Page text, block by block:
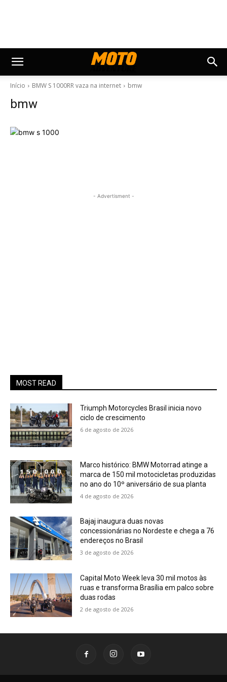
Início BMW S 1000RR vaza na internet bmw
bmw
- Advertisment -
MOST READ
Triumph Motorcycles Brasil inicia novo
ciclo de crescimento
6 de agosto de 2026
Marco histórico: BMW Motorrad atinge a
marca de 150 mil motocicletas produzidas
no ano do 10º aniversário de sua planta
4 de agosto de 2026
Bajaj inaugura duas novas
concessionárias no Nordeste e chega a 76
endereços no Brasil
3 de agosto de 2026
Capital Moto Week leva 30 mil motos às
ruas e transforma Brasília em palco sobre
duas rodas
2 de agosto de 2026